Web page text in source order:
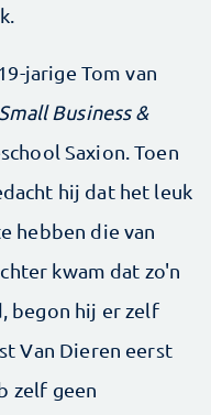
jarige Tom van
Small Business &
Saxion. Toen
hij dat het leuk
hebben die van
kwam dat zo'n
begon hij er zelf
Van Dieren eerst
zelf geen